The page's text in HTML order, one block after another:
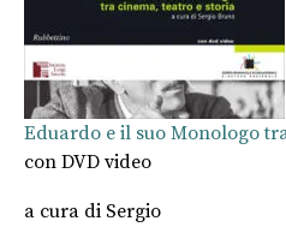
Eduardo e il suo Monologo
con DVD video
a cura di Sergio